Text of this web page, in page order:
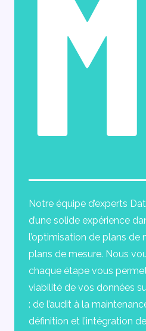
Notre équipe d’experts
d’une solide expérience
l’optimisation de plans de
plans de mesure. Nous
chaque étape vous
viabilité de vos données
: de l’audit à la
définition et l’intégration